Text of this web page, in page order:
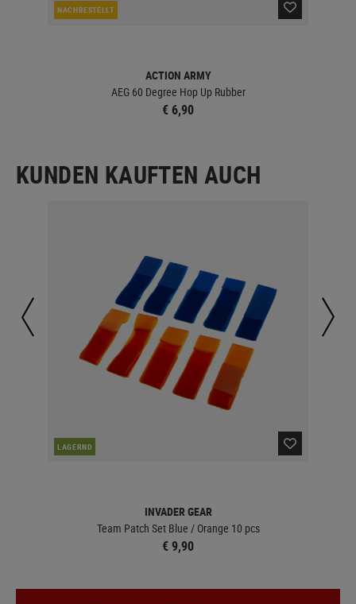
NACHBESTELLT
ACTION ARMY
AEG 60 Degree Hop Up Rubber
€ 6,90
KUNDEN KAUFTEN AUCH
LAGERND
INVADER GEAR
Team Patch Set Blue / Orange 10 pcs
€ 9,90